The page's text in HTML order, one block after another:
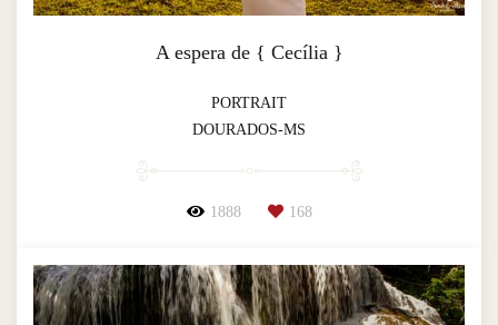
A espera de { Cecília }
PORTRAIT
DOURADOS-MS
1888 168